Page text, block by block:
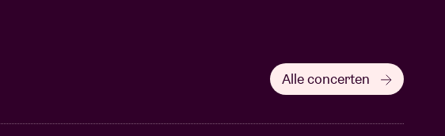
Alle concerten